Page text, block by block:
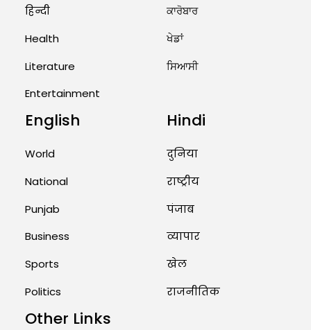
August 2, 2026 11:06 AM
US Advises Citizens to Leave
Military Attack...
August 2, 2026 11:04 AM
Unique Wedding: Twin Sisters
Priests Conducting Rituals...
August 1, 2026 11:24 AM
हिन्दी
Health
Literature
Entertainment
ਕਾਰੋਬਾਰ
ਖੇਡਾਂ
ਸਿਆਸੀ
English
World
National
Punjab
Business
Sports
Politics
Hindi
दुनिया
राष्ट्रीय
पंजाब
व्यापार
खेल
राजनीतिक
Other Links